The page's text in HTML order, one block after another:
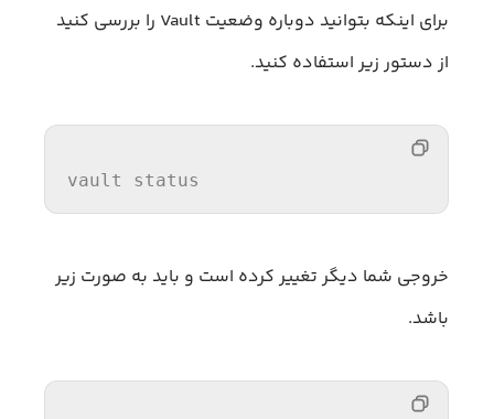
برای اینکه بتوانید دوباره وضعیت Vault را بررسی کنید
از دستور زیر استفاده کنید.
vault status
خروجی شما دیگر تغییر کرده است و باید به صورت زیر
باشد.